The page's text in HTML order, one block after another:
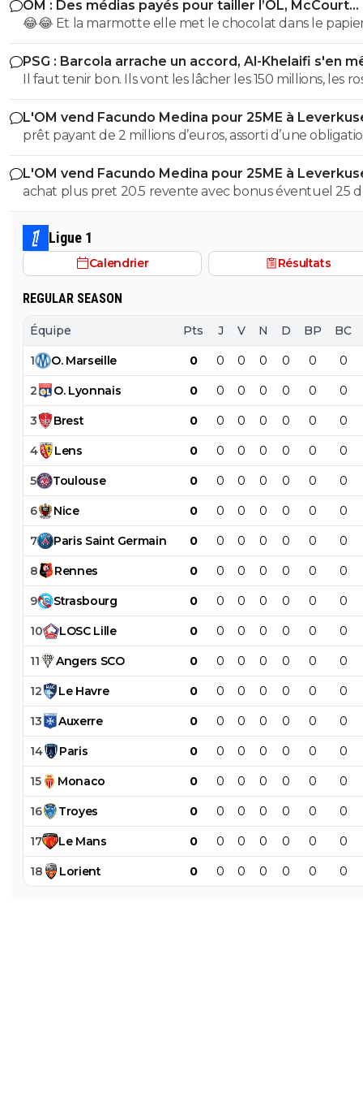
une sacré différence, l'arbitre n'a pas reçu de coup par
contre l' Italien lui oui Quel exemple pour les jeunes
poussent que de mettre un sélectionneur comme
vient d'être nommé !
OM : Des médias payés pour tailler l’OL, McCourt
accusé
😂😂 Et la marmotte elle met le chocolat dans le
pauvre foutre0. Les cons, ça ose tout, c'est même à ça
les reconnaît.
PSG : Barcola arrache un accord, Al-Khelaifi s'en
Il faut tenir bon. Ils vont les lâcher les 150 millions, les
!!
L'OM vend Facundo Medina pour 25ME à
prêt payant de 2 millions d’euros, assorti d’une
d’achat fixée à 18 millions, à laquelle s’ajoutent 2
bonus facilement atteignables
L'OM vend Facundo Medina pour 25ME à
achat plus pret 20.5 revente avec bonus éventuel 25
aux max 4.5M ce n'est pas avec cela que tu vas
caissesLigue 1
Calendrier Résultats
REGULAR SEASON
Équipe Pts J V N D BP BC
1 O. Marseille 0 0 0 0 0 0 0
2 O. Lyonnais 0 0 0 0 0 0 0
3 Brest 0 0 0 0 0 0 0
4 Lens 0 0 0 0 0 0 0
5 Toulouse 0 0 0 0 0 0 0
6 Nice 0 0 0 0 0 0 0
7 Paris Saint Germain 0 0 0 0 0 0 0
8 Rennes 0 0 0 0 0 0 0
9 Strasbourg 0 0 0 0 0 0 0
10 LOSC Lille 0 0 0 0 0 0 0
11 Angers SCO 0 0 0 0 0 0 0
12 Le Havre 0 0 0 0 0 0 0
13 Auxerre 0 0 0 0 0 0 0
14 Paris 0 0 0 0 0 0 0
15 Monaco 0 0 0 0 0 0 0
16 Troyes 0 0 0 0 0 0 0
17 Le Mans 0 0 0 0 0 0 0
18 Lorient 0 0 0 0 0 0 0